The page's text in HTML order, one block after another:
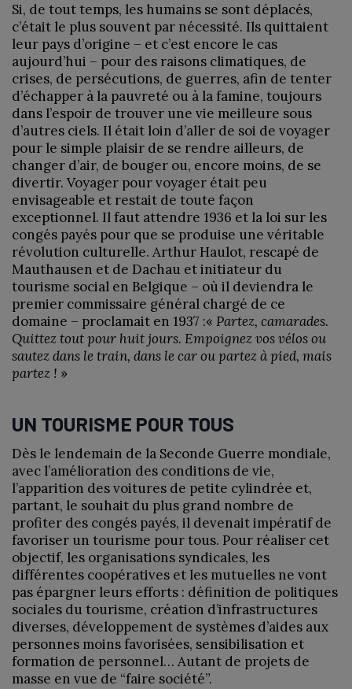
Si, de tout temps, les humains se sont déplacés,
c’était le plus souvent par nécessité. Ils quittaient
leur pays d’origine – et c’est encore le cas
aujourd’hui – pour des raisons climatiques, de
crises, de persécutions, de guerres, afin de tenter
d’échapper à la pauvreté ou à la famine, toujours
dans l’espoir de trouver une vie meilleure sous
d’autres ciels. Il était loin d’aller de soi de voyager
pour le simple plaisir de se rendre ailleurs, de
changer d’air, de bouger ou, encore moins, de se
divertir. Voyager pour voyager était peu
envisageable et restait de toute façon
exceptionnel. Il faut attendre 1936 et la loi sur les
congés payés pour que se produise une véritable
révolution culturelle. Arthur Haulot, rescapé de
Mauthausen et de Dachau et initiateur du
tourisme social en Belgique – où il deviendra le
premier commissaire général chargé de ce
domaine – proclamait en 1937 :« Partez, camarades.
Quittez tout pour huit jours. Empoignez vos vélos ou
sautez dans le train, dans le car ou partez à pied, mais
partez ! »
UN TOURISME POUR TOUS
Dès le lendemain de la Seconde Guerre mondiale,
avec l’amélioration des conditions de vie,
l’apparition des voitures de petite cylindrée et,
partant, le souhait du plus grand nombre de
profiter des congés payés, il devenait impératif de
favoriser un tourisme pour tous. Pour réaliser cet
objectif, les organisations syndicales, les
différentes coopératives et les mutuelles ne vont
pas épargner leurs efforts : définition de politiques
sociales du tourisme, création d’infrastructures
diverses, développement de systèmes d’aides aux
personnes moins favorisées, sensibilisation et
formation de personnel… Autant de projets de
masse en vue de “faire société”.